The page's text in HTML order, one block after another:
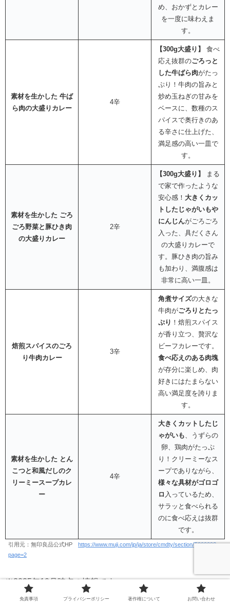
め、おかずとカレー
を一度に味わえま
す。
素材を生かした 牛ば
ら肉の大盛りカレー
4辛
【300g大盛り】
食べ
応え抜群のごろっと
した牛ばら肉がたっ
ぷり！牛肉の旨みと
炒め玉ねぎの甘みを
ベースに、数種のス
パイスで奥行きのあ
る辛さに仕上げた、
満足感の高い一皿で
す。
素材を生かした ごろ
ごろ野菜と豚ひき肉
の大盛りカレー
2辛
【300g大盛り】
まる
で家で作ったような
安心感！ 大きくカッ
トしたじゃがいもや
にんじんがごろごろ
入った、具だくさん
の大盛りカレーで
す。豚ひき肉の旨み
も加わり、満腹感は
非常に高い一皿。
焙煎スパイスのごろ
り牛肉カレー
3辛
角煮サイズの大きな
牛肉がごろりとたっ
ぷり ！焙煎スパイス
が香り立つ、贅沢な
ビーフカレーです。
食べ応えのある肉塊
が存分に楽しめ、肉
好きにはたまらない
高い満足度を誇りま
す。
素材を生かした とん
こつと和風だしのク
リーミースープカレ
ー
4辛
大きくカットしたじ
ゃがいも、うずらの
卵、鶏肉がたっぷ
り！クリーミーなス
ープでありながら、
様々な具材がゴロゴ
ロ 入っているため、
サラッと食べられる
のに食べ応えは抜群
です。
引用元：無印良品公式HP https://www.muji.com/jp/ja/store/cmdty/section/T30009?
page=2
※2025年10月時点の情報です。
免責事項 プライバシーポリシー 著作権について お問い合わせ